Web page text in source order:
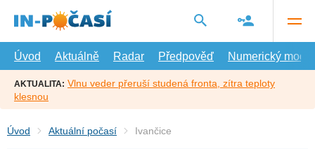
hlavní
Úvod
Aktuálně Radar Předpověď Numerický model
AKTUALITA: Vlnu veder přeruší studená fronta, zítra teploty
klesnou
Úvod Aktuální počasí Ivančice